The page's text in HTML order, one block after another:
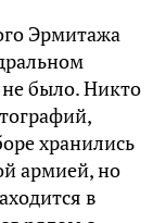
Эрмитажа
было. Никто
хранились
армией, но
в